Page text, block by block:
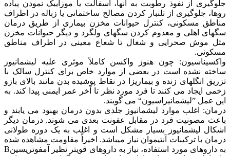
جلوگیری از نفوذ رطوبت به آنها، آسفالت یا موزاییک نمودن پیاده
روها، جلوگیری از تلنبار کردن مصالح ساختمانی یا زباله در اطراف
مناطق مسکونی، کنترل حیوانات مخزن بیماری از طریق درمان
سگهای اهلی و معدوم کردن سگهای ولگرد و دیگر حیوانات مخزن
مثل موش صحرایی و شغال تا شعاع معینی در اطراف مناطق
مسکونی.
واکسیناسیون: چون هنوز واکسن کاملاً موثری علیه لیشمانیوز
ساخته نشده است در بعضی از موارد خاص برای کنترل سالک با
تزریق انگلهای زنده و بیماریزا در نقاط پوشیده بدن مانند بالای بازو
زخمی ایجاد می کنند تا فرد مورد نظر تا آخر عمر ایمنی پیدا کند. به
این عمل ”لیشمانیزاسیون“ می گویند.
درمان: اغلب موارد لیشمانیوز جلدی بدون درمان بهبود می یابند و
باعث مصونیت فرد در مقابل عفونت بعدی می شوند. درمان دیگر
اشکال لیشمانیوز بسیار مشکل است و اغلب به یک دوره طولانی
درمان با ترکیبات آنتیموان نیاز میباشد. اخیراً مقاومت مشاهده شده
به داروهای مورد استفاده، نیاز به داروهای قویتر نظیر آمفوتریسینB